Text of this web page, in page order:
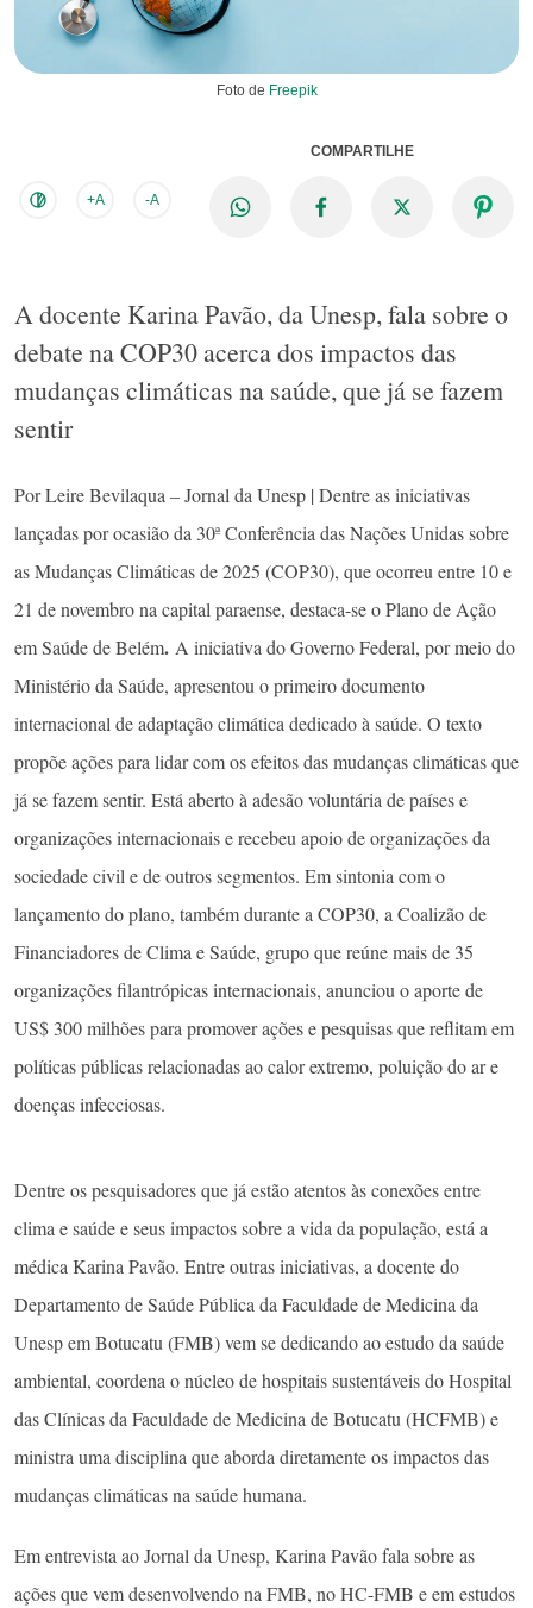
Foto de Freepik
+A -A
COMPARTILHE
A docente Karina Pavão, da Unesp, fala sobre o
debate na COP30 acerca dos impactos das
mudanças climáticas na saúde, que já se fazem
sentir
Por Leire Bevilaqua – Jornal da Unesp | Dentre as iniciativas
lançadas por ocasião da 30ª Conferência das Nações Unidas sobre
as Mudanças Climáticas de 2025 (COP30), que ocorreu entre 10 e
21 de novembro na capital paraense, destaca-se o Plano de Ação
em Saúde de Belém. A iniciativa do Governo Federal, por meio do
Ministério da Saúde, apresentou o primeiro documento
internacional de adaptação climática dedicado à saúde. O texto
propõe ações para lidar com os efeitos das mudanças climáticas que
já se fazem sentir. Está aberto à adesão voluntária de países e
organizações internacionais e recebeu apoio de organizações da
sociedade civil e de outros segmentos. Em sintonia com o
lançamento do plano, também durante a COP30, a Coalizão de
Financiadores de Clima e Saúde, grupo que reúne mais de 35
organizações filantrópicas internacionais, anunciou o aporte de
US$ 300 milhões para promover ações e pesquisas que reflitam em
políticas públicas relacionadas ao calor extremo, poluição do ar e
doenças infecciosas.
Dentre os pesquisadores que já estão atentos às conexões entre
clima e saúde e seus impactos sobre a vida da população, está a
médica Karina Pavão. Entre outras iniciativas, a docente do
Departamento de Saúde Pública da Faculdade de Medicina da
Unesp em Botucatu (FMB) vem se dedicando ao estudo da saúde
ambiental, coordena o núcleo de hospitais sustentáveis do Hospital
das Clínicas da Faculdade de Medicina de Botucatu (HCFMB) e
ministra uma disciplina que aborda diretamente os impactos das
mudanças climáticas na saúde humana.
Em entrevista ao Jornal da Unesp, Karina Pavão fala sobre as
ações que vem desenvolvendo na FMB, no HC-FMB e em estudos